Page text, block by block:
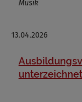
Musik
13.04.2026
unterzeichnet